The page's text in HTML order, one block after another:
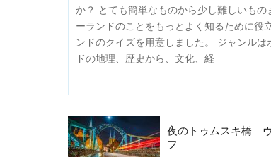
か？ とても簡単なものから少し難しいもの
ーランドのことをもっとよく知るために役
ンドのクイズを用意しました。 ジャンルは
ドの地理、歴史から、文化、経
夜のトゥムスキ橋
フ